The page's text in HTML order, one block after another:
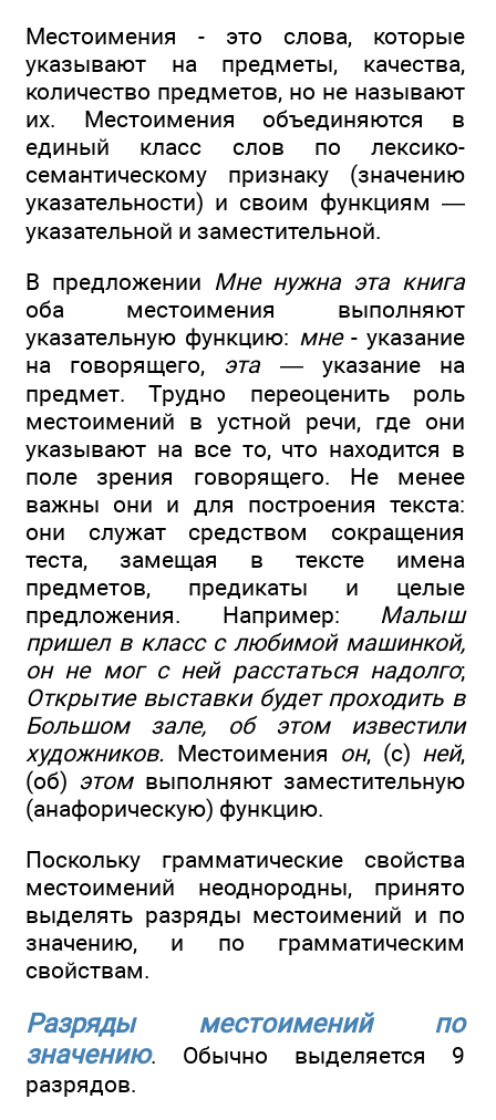
Местоимения - это слова, которые
указывают на предметы, качества,
количество предметов, но не называют
их. Местоимения объединяются в
единый класс слов по лексико-
семантическому признаку (значению
указательности) и своим функциям —
указательной и заместительной.
В предложении Мне нужна эта книга
оба местоимения выполняют
указательную функцию: мне - указание
на говорящего, эта — указание на
предмет. Трудно переоценить роль
местоимений в устной речи, где они
указывают на все то, что находится в
поле зрения говорящего. Не менее
важны они и для построения текста:
они служат средством сокращения
теста, замещая в тексте имена
предметов, предикаты и целые
предложения. Например: Малыш
пришел в класс с любимой машинкой,
он не мог с ней расстаться надолго;
Открытие выставки будет проходить в
Большом зале, об этом известили
художников. Местоимения он, (с) ней,
(об) этомвыполняют заместительную
(анафорическую) функцию.
Поскольку грамматические свойства
местоимений неоднородны, принято
выделять разряды местоимений и по
значению, и по грамматическим
свойствам.
Разряды местоимений по
значению. Обычно
выделяется 9
разрядов.